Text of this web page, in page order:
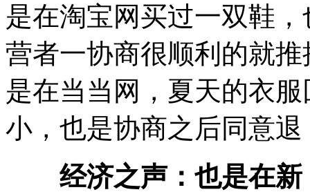
是在淘宝网买过一双鞋
营者一协商很顺利的就
是在当当网，夏天的衣
小，也是协商之后同意
经济之声：也是在